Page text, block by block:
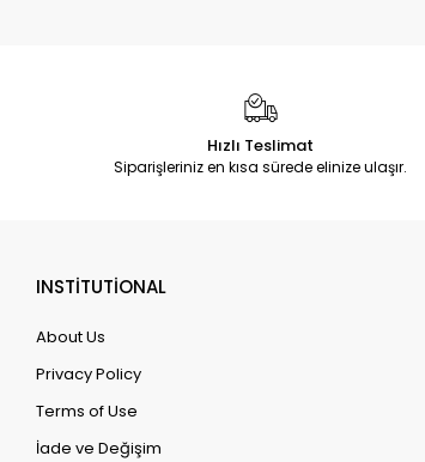
Hızlı Teslimat
Siparişleriniz en kısa sürede elinize ulaşır.
INSTİTUTİONAL
About Us
Privacy Policy
Terms of Use
İade ve Değişim